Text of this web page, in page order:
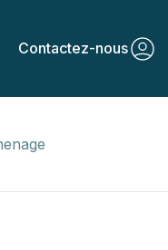
Contactez-nous